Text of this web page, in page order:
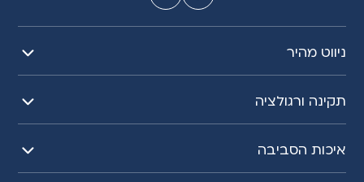
ניווט מהיר
תקינה ורגולציה
איכות הסביבה